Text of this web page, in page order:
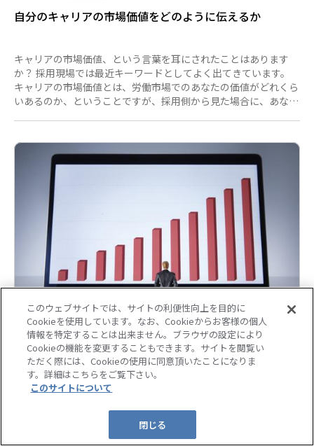
自分のキャリアの市場価値をどのように伝えるか
キャリアの市場価値、という言葉を耳にされたことはあります
か？ 採用現場では最近キーワードとしてよく出てきています。
キャリアの市場価値とは、労働市場でのあなたの価値がどれくら
いあるのか、ということですが、採用側から見た場合に、あなた
分はキャリアの市場価値がある人材である」ということを採用側
にどう伝えればよいのでしょうか。 そもそもキャリアの市場価
値とは？ キャリアの市場価値とは、その人がもっているキャリ
アに対して、現在の労働市場からみたそのキャリア自体の必要
度・注目度のこ...
2023/07/18 コラム
アフターコロナの転職市場はどう変化した？今人材に必
要とされる"5つ"の必須能力
2020年に端を発するコロナショックで、企業の採用活動は縮
小・中止が相次ぎました。それに伴い、転職を余儀なくされた
り、転職活動に苦戦したりした方も多いのではないでしょうか。
このウェブサイトでは、サイトの利便性向上を目的に
Cookieを使用しています。なお、Cookieからお客様の個人
情報を特定することは出来ません。ブラウザの設定により
Cookieの機能を変更することもできます。サイトを閲覧い
ただく際には、Cookieの使用に同意頂いたことになりま
す。詳細はこちらをご覧下さい。
このサイトについて
閉じる